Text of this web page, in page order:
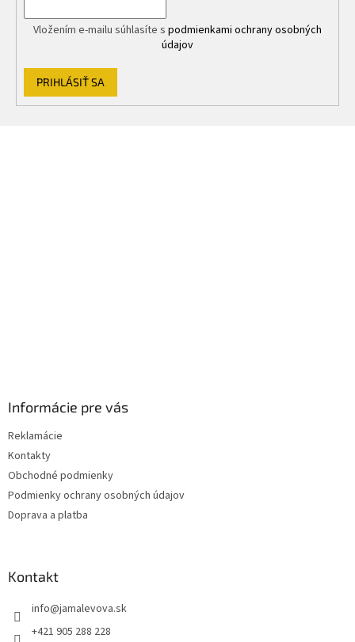
Vložením e-mailu súhlasíte s podmienkami ochrany osobných
údajov
PRIHLÁSIŤ SA
Informácie pre vás
Reklamácie
Kontakty
Obchodné podmienky
Podmienky ochrany osobných údajov
Doprava a platba
Kontakt
info@jamalevova.sk
+421 905 288 228